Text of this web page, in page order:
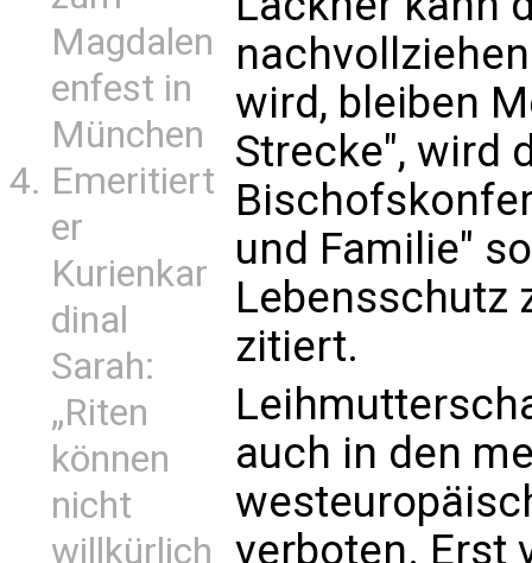
Magdalen
enfest in
München
Emeritiert
er
Kurienkar
dinal
Sarah:
„Riten
können
nicht
willkürlich
wird, bleiben
Strecke", wird
und Familie"
Lebensschutz
zitiert.
auch in den
verboten. Erst